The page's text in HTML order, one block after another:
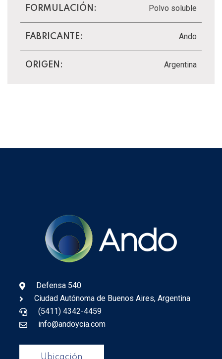
FORMULACIÓN: Polvo soluble
FABRICANTE: Ando
ORIGEN: Argentina
Defensa 540
Ciudad Autónoma de Buenos Aires, Argentina
(5411) 4342-4459
info@andoycia.com
Ubicación